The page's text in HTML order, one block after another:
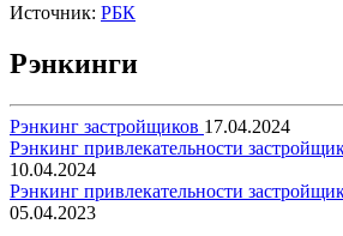
Источник: РБК
Рэнкинги
Рэнкинг застройщиков 17.04.2024
Рэнкинг привлекательности
10.04.2024
Рэнкинг привлекательности
05.04.2023